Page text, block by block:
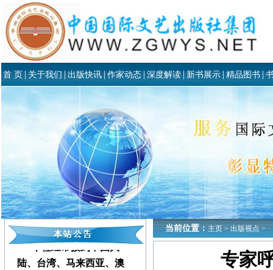
首 页 | 关于我们 | 出版快讯 | 作家动态 | 深度解读 | 新书展示 | 精品图书 |
本社经常接到中国大
陆、台湾、马来西亚、澳
当前位置： 主页 > 出版视点 >
专家